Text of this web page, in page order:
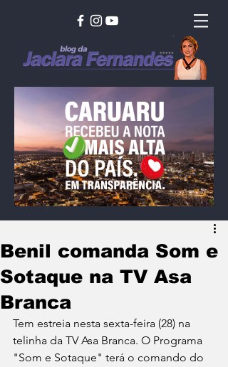
Benil comanda Som e
Sotaque na TV Asa
Branca
Tem estreia nesta sexta-feira (28) na
telinha da TV Asa Branca. O Programa
"Som e Sotaque" terá o comando do